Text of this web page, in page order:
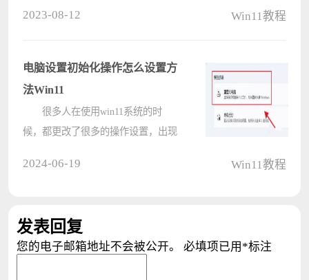
那么本期win11教程就为大伙带来四
种解决????
2023-08-12 Win11教程
电脑设置初始化操作怎么设置方
法Win11
很多人在使用win11系统的时
候，都更改了很多的操作设置，出现
用户们????
2024-06-19 Win11教程
发表回复
您的电子邮箱地址不会被公开。 必填项已用 *标注